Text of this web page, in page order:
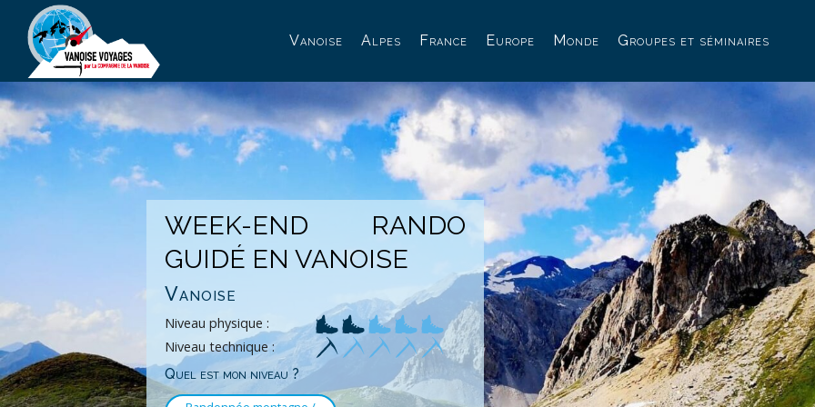
Vanoise Alpes France Europe Monde Groupes et séminaires
WEEK-END RANDO
GUIDÉ EN VANOISE
Vanoise
Niveau physique :
Niveau technique :
Quel est mon niveau ?
Panneau de gestion des cookies